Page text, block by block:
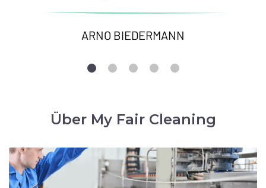
ARNO BIEDERMANN
Über My Fair Cleaning